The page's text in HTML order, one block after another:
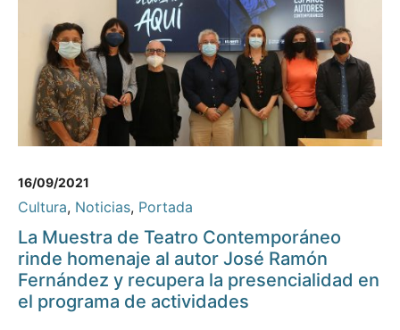
16/09/2021
Cultura, Noticias, Portada
La Muestra de Teatro Contemporáneo
rinde homenaje al autor José Ramón
Fernández y recupera la presencialidad en
el programa de actividades